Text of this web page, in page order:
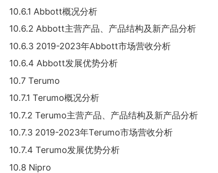
10.6.1 Abbott概况分析
10.6.2 Abbott主营产品、产品结构及新产品分析
10.6.3 2019-2023年Abbott市场营收分析
10.6.4 Abbott发展优势分析
10.7 Terumo
10.7.1 Terumo概况分析
10.7.2 Terumo主营产品、产品结构及新产品分析
10.7.3 2019-2023年Terumo市场营收分析
10.7.4 Terumo发展优势分析
10.8 Nipro